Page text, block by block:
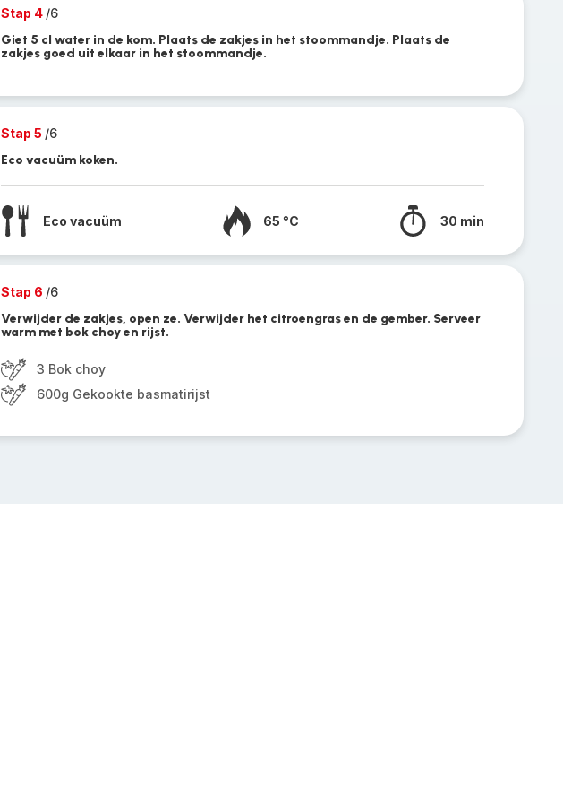
Stap 4 /6
Giet 5 cl water in de kom. Plaats de zakjes in het stoommandje. Plaats de
zakjes goed uit elkaar in het stoommandje.
Stap 5 /6
Eco vacuüm koken.
Eco vacuüm 65 °C 30 min
Stap 6 /6
Verwijder de zakjes, open ze. Verwijder het citroengras en de gember. Serveer
warm met bok choy en rijst.
3 Bok choy
600g Gekookte basmatirijst